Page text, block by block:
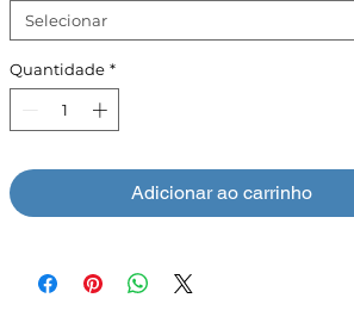
Selecionar
Quantidade *
Adicionar ao carrinho